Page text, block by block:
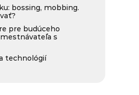
bossing, mobbing.
pre budúceho
s
technológií